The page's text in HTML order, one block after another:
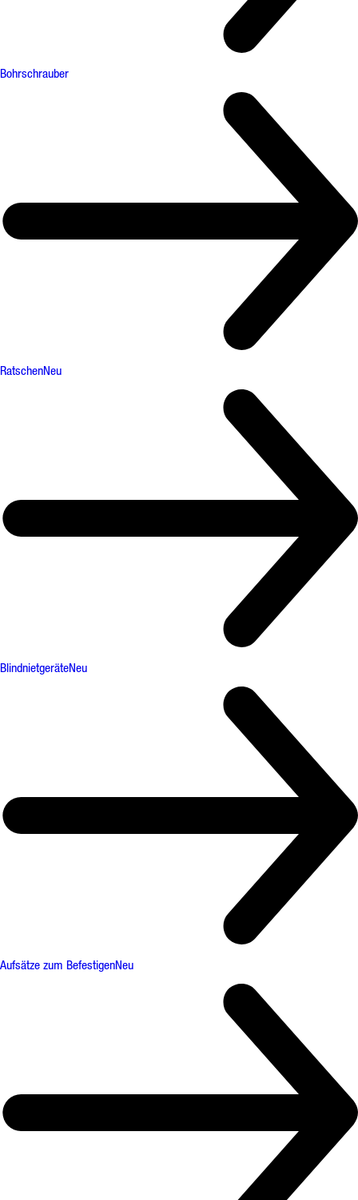
Bohrschrauber
RatschenNeu
BlindnietgeräteNeu
Aufsätze zum BefestigenNeu